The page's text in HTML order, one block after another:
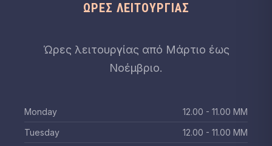
ΏΡΕΣ ΛΕΙΤΟΥΡΓΊΑΣ
Ώρες λειτουργίας από Μάρτιο έως
Νοέμβριο.
Monday
12.00 - 11.00 ΜΜ
Tuesday
12.00 - 11.00 ΜΜ